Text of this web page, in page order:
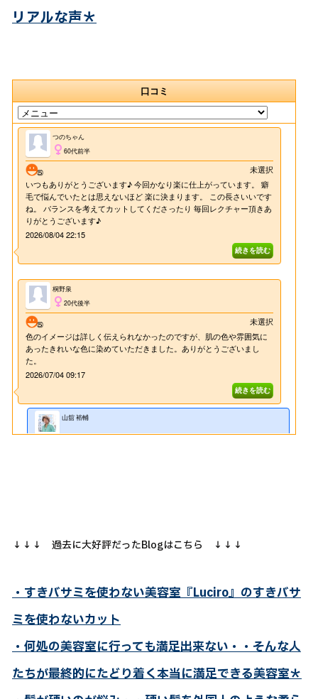
リアルな声＊
↓↓↓ 過去に大好評だったBlogはこちら ↓↓↓
・すきバサミを使わない美容室『Luciro』のすきバサ
ミを使わないカット
・何処の美容室に行っても満足出来ない・・そんな人
たちが最終的にたどり着く本当に満足できる美容室＊